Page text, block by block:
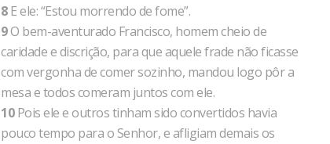
8E ele: “Estou morrendo de fome”.
9O bem-aventurado Francisco, homem cheio de
caridade e discrição, para que aquele frade não ficasse
com vergonha de comer sozinho, mandou logo pôr a
mesa e todos comeram juntos com ele.
10Pois ele e outros tinham sido convertidos havia
pouco tempo para o Senhor, e afligiam demais os